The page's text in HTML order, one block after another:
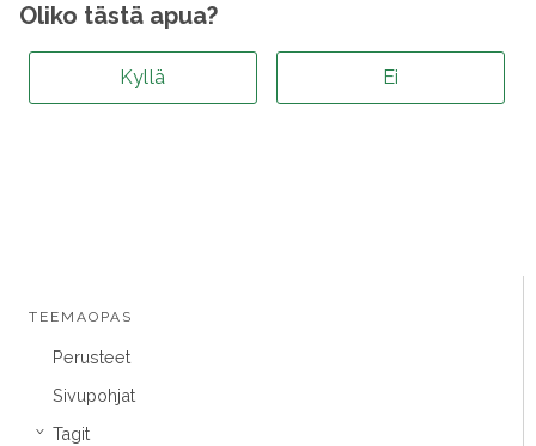
TEEMAOPAS
Perusteet
Sivupohjat
› Tagit
Oliko tästä apua?
Kyllä Ei